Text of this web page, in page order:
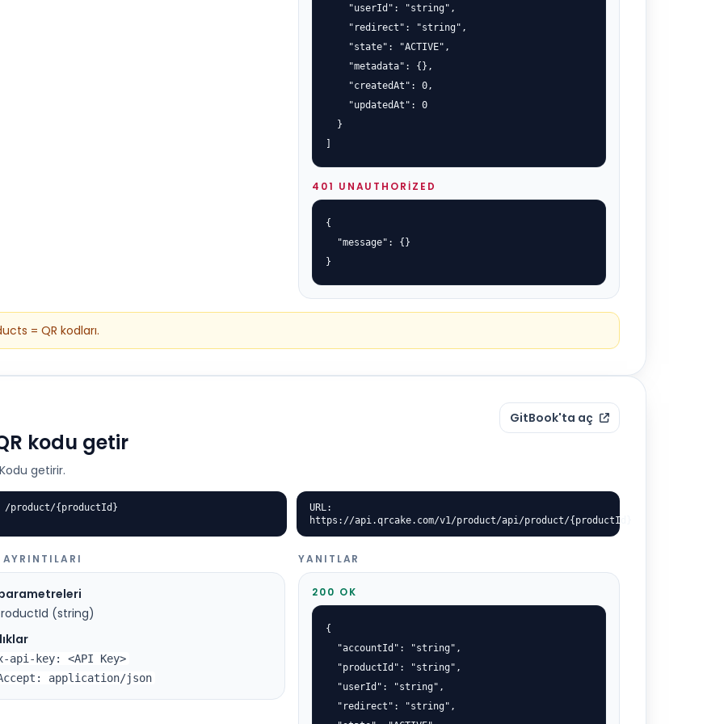
    "userId": "string",
    "redirect": "string",
    "state": "ACTIVE",
    "metadata": {},
    "createdAt": 0,
    "updatedAt": 0
  }
401 UNAUTHORIZED
{
  "message": {}
}
= QR kodları.
kodu getir
getirir.
GitBook'ta aç
/product/{productId}
URL:
https://api.qrcake.com/v1/product/api/product/{productId}
AYRINTILARI
(string)
api-key: <API Key>
application/json
YANITLAR
200 OK
{
  "accountId": "string",
  "productId": "string",
  "userId": "string",
  "redirect": "string",